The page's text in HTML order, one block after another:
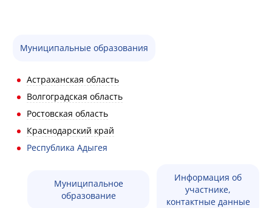
Муниципальные образования
Астраханская область
Волгоградская область
Ростовская область
Краснодарский край
Республика Адыгея
Муниципальное
образование
Информация об
участнике,
контактные данные